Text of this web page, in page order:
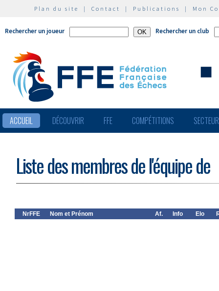
Plan du site | Contact | Publications | Mon
Rechercher un joueur Rechercher un club
ACCUEIL DÉCOUVRIR FFE COMPÉTITIONS
Liste des membres de l'équipe de
NrFFE Nom et Prénom Af. Info Elo